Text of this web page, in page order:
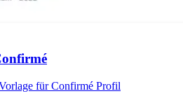
für Confirmé Profil